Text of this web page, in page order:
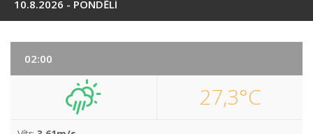
10.8.2026 - PONDĚLÍ
02:00
27,3°C